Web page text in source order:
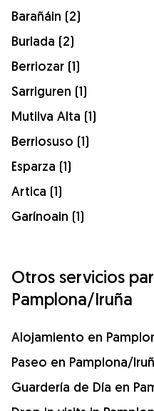
Barañáin (2)
Burlada (2)
Berriozar (1)
Sarriguren (1)
Mutilva Alta (1)
Berriosuso (1)
Esparza (1)
Artica (1)
Garínoain (1)
Otros servicios
Pamplona/Iruña
Alojamiento en
Paseo en Pamplona/
Guardería de Día en